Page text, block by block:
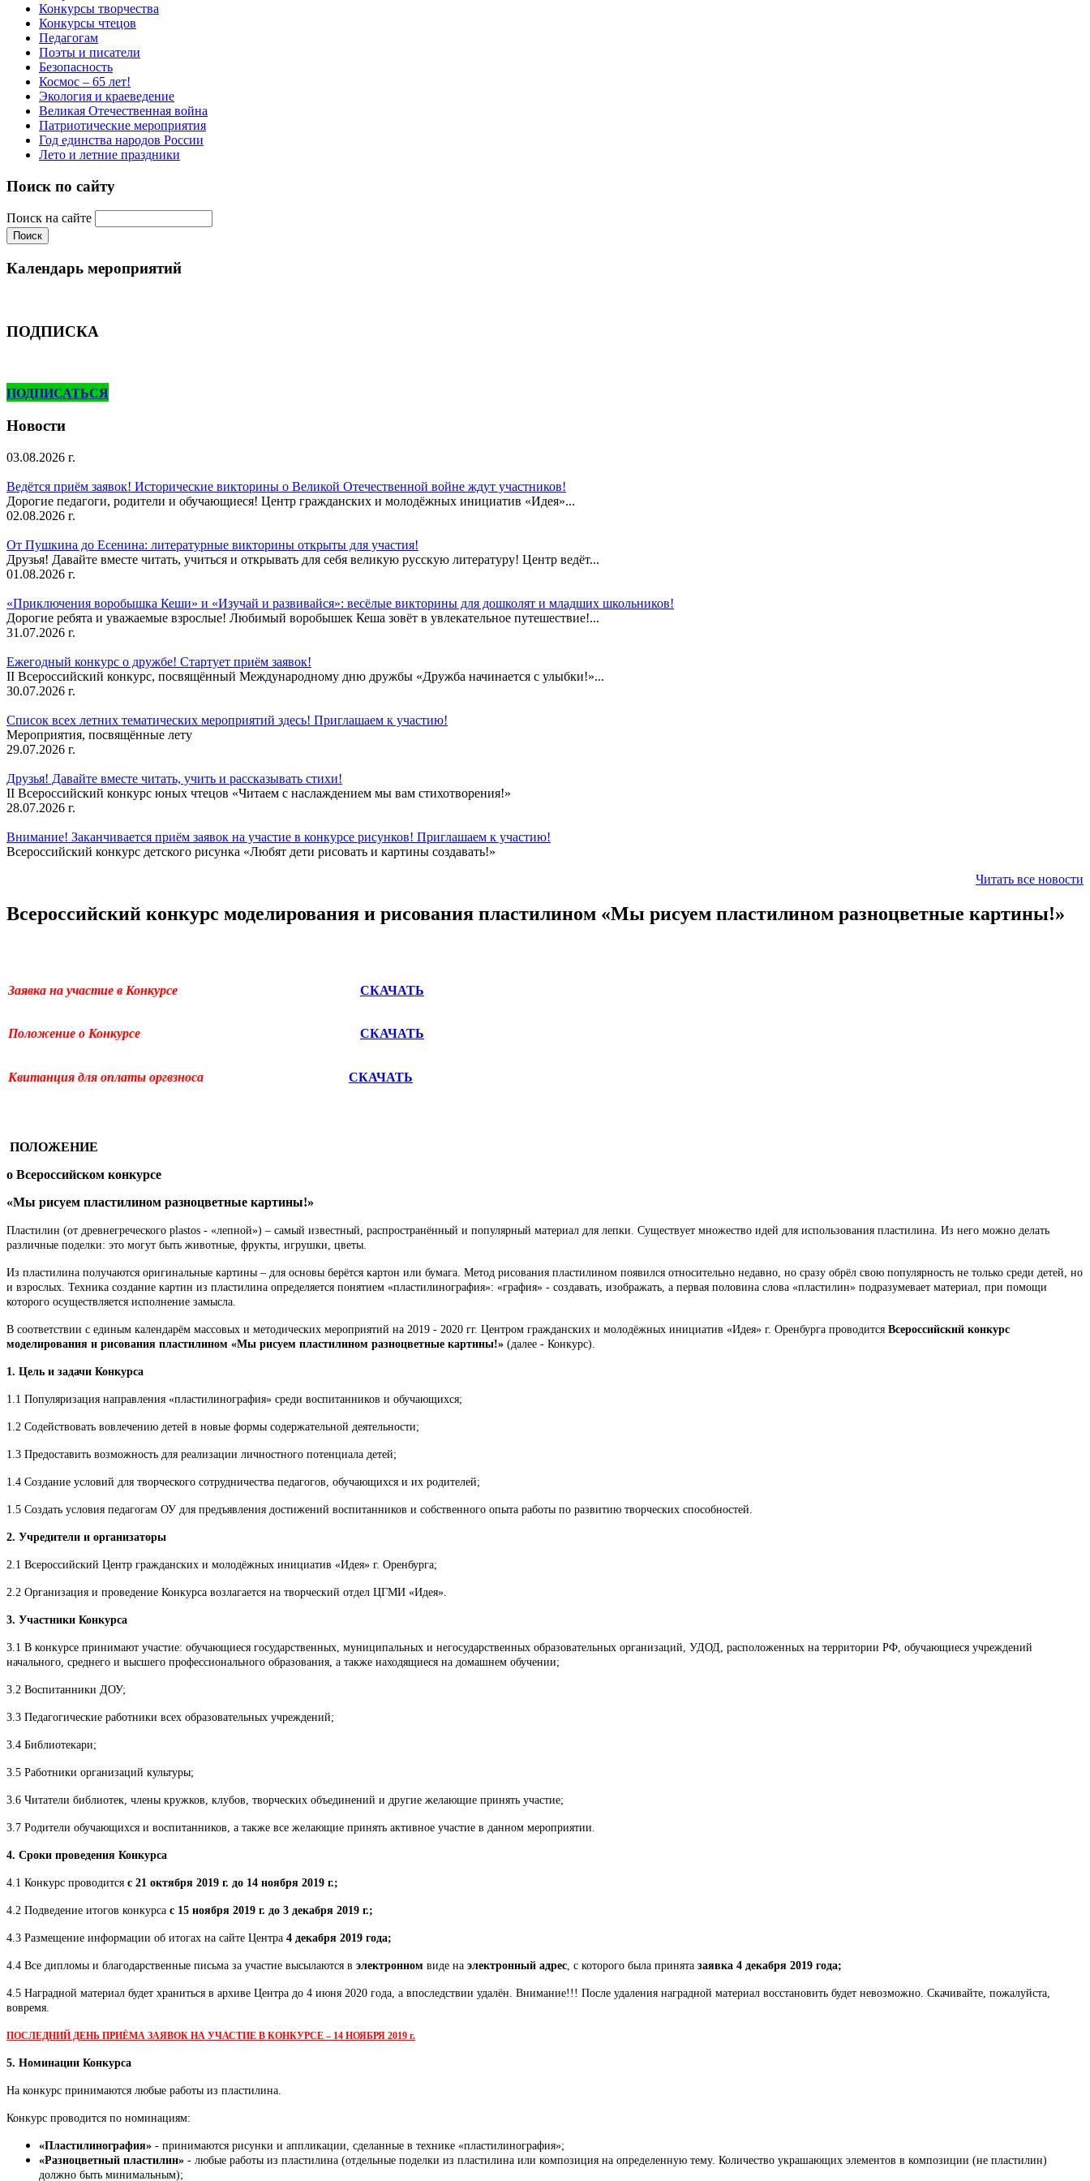
Конкурсы творчества
Конкурсы чтецов
Педагогам
Поэты и писатели
Безопасность
Космос – 65 лет!
Экология и краеведение
Великая Отечественная война
Патриотические мероприятия
Год единства народов России
Лето и летние праздники
Поиск по сайту
Поиск на сайте
Календарь мероприятий
ПОДПИСКА
ПОДПИСАТЬСЯ
Новости
03.08.2026 г.
Ведётся приём заявок! Исторические викторины о Великой Отечественной войне ждут участников!
Дорогие педагоги, родители и обучающиеся! Центр гражданских и молодёжных инициатив «Идея»...
02.08.2026 г.
От Пушкина до Есенина: литературные викторины открыты для участия!
Друзья! Давайте вместе читать, учиться и открывать для себя великую русскую литературу! Центр ведёт...
01.08.2026 г.
«Приключения воробышка Кеши» и «Изучай и развивайся»: весёлые викторины для дошколят и младших школьников!
Дорогие ребята и уважаемые взрослые! Любимый воробышек Кеша зовёт в увлекательное путешествие!...
31.07.2026 г.
Ежегодный конкурс о дружбе! Стартует приём заявок!
II Всероссийский конкурс, посвящённый Международному дню дружбы «Дружба начинается с улыбки!»...
30.07.2026 г.
Список всех летних тематических мероприятий здесь! Приглашаем к участию!
Мероприятия, посвящённые лету
29.07.2026 г.
Друзья! Давайте вместе читать, учить и рассказывать стихи!
II Всероссийский конкурс юных чтецов «Читаем с наслаждением мы вам стихотворения!»
28.07.2026 г.
Внимание! Заканчивается приём заявок на участие в конкурсе рисунков! Приглашаем к участию!
Всероссийский конкурс детского рисунка «Любят дети рисовать и картины создавать!»
Читать все новости
Всероссийский конкурс моделирования и рисования пластилином «Мы рисуем пластилином разноцветные картины!»
Заявка на участие в Конкурсе СКАЧАТЬ
Положение о Конкурсе СКАЧАТЬ
Квитанция для оплаты оргвзноса СКАЧАТЬ
ПОЛОЖЕНИЕ
о Всероссийском конкурсе
«Мы рисуем пластилином разноцветные картины!»
Пластилин (от древнегреческого plastos - «лепной») – самый известный, распространённый и популярный материал для лепки. Существует множество идей для использования пластилина. Из него можно делать
различные поделки: это могут быть животные, фрукты, игрушки, цветы.
Из пластилина получаются оригинальные картины – для основы берётся картон или бумага. Метод рисования пластилином появился относительно недавно, но сразу обрёл свою популярность не только среди детей, но
и взрослых. Техника создание картин из пластилина определяется понятием «пластилинография»: «графия» - создавать, изображать, а первая половина слова «пластилин» подразумевает материал, при помощи
которого осуществляется исполнение замысла.
В соответствии с единым календарём массовых и методических мероприятий на 2019 - 2020 гг. Центром гражданских и молодёжных инициатив «Идея» г. Оренбурга проводится Всероссийский конкурс
моделирования и рисования пластилином «Мы рисуем пластилином разноцветные картины!» (далее - Конкурс).
1. Цель и задачи Конкурса
1.1 Популяризация направления «пластилинография» среди воспитанников и обучающихся;
1.2 Содействовать вовлечению детей в новые формы содержательной деятельности;
1.3 Предоставить возможность для реализации личностного потенциала детей;
1.4 Создание условий для творческого сотрудничества педагогов, обучающихся и их родителей;
1.5 Создать условия педагогам ОУ для предъявления достижений воспитанников и собственного опыта работы по развитию творческих способностей.
2. Учредители и организаторы
2.1 Всероссийский Центр гражданских и молодёжных инициатив «Идея» г. Оренбурга;
2.2 Организация и проведение Конкурса возлагается на творческий отдел ЦГМИ «Идея».
3. Участники Конкурса
3.1 В конкурсе принимают участие: обучающиеся государственных, муниципальных и негосударственных образовательных организаций, УДОД, расположенных на территории РФ, обучающиеся учреждений
начального, среднего и высшего профессионального образования, а также находящиеся на домашнем обучении;
3.2 Воспитанники ДОУ;
3.3 Педагогические работники всех образовательных учреждений;
3.4 Библиотекари;
3.5 Работники организаций культуры;
3.6 Читатели библиотек, члены кружков, клубов, творческих объединений и другие желающие принять участие;
3.7 Родители обучающихся и воспитанников, а также все желающие принять активное участие в данном мероприятии.
4. Сроки проведения Конкурса
4.1 Конкурс проводится с 21 октября 2019 г. до 14 ноября 2019 г.;
4.2 Подведение итогов конкурса с 15 ноября 2019 г. до 3 декабря 2019 г.;
4.3 Размещение информации об итогах на сайте Центра 4 декабря 2019 года;
4.4 Все дипломы и благодарственные письма за участие высылаются в электронном виде на электронный адрес , с которого была принята заявка 4 декабря 2019 года;
4.5 Наградной материал будет храниться в архиве Центра до 4 июня 2020 года, а впоследствии удалён. Внимание!!! После удаления наградной материал восстановить будет невозможно. Скачивайте, пожалуйста,
вовремя.
ПОСЛЕДНИЙ ДЕНЬ ПРИЁМА ЗАЯВОК НА УЧАСТИЕ В КОНКУРСЕ – 14 НОЯБРЯ 2019 г.
5. Номинации Конкурса
На конкурс принимаются любые работы из пластилина.
Конкурс проводится по номинациям:
«Пластилинография» - принимаются рисунки и аппликации, сделанные в технике «пластилинография»;
«Разноцветный пластилин» - любые работы из пластилина (отдельные поделки из пластилина или композиция на определенную тему. Количество украшающих элементов в композиции (не пластилин)
должно быть минимальным);